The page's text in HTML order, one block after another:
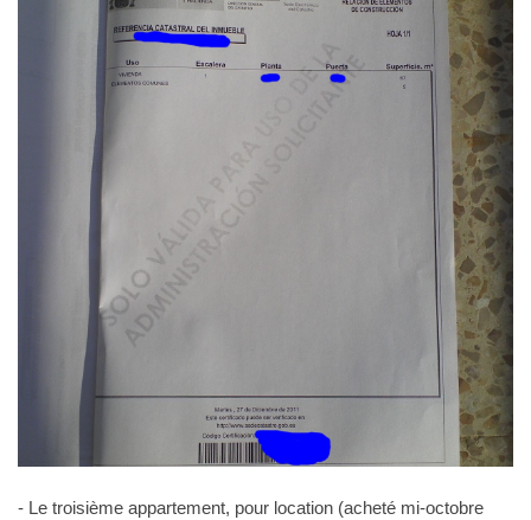
- Le troisième appartement, pour location (acheté mi-octobre